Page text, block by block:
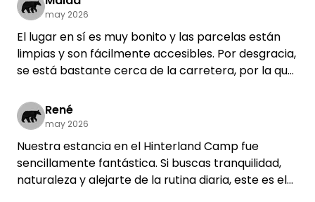
visitas constantes. En un momento dado, incluso
un dron sobrevoló directamente nuestra tienda y
se dirigió hacia nosotros... fue muy inquietante.
Los límites de la propiedad no están claros. Nos
habíamos instalado junto a la hoguera, solo para
trataba de su propiedad privada.
Por la noche, desde una cabaña cercana sonaba
música a todo volumen de las 2 a las 5 de la
madrugada, por lo que era imposible dormir.
Por último, el anfitrión ignoró por completo mi
may 2026
El lugar en sí es muy bonito y las parcelas están
limpias y son fácilmente accesibles. Por desgracia,
se está bastante cerca de la carretera, por la que
en la cabaña de al lado había mucho ajetreo y se
celebraba una fiesta, así que no se puede decir
que se esté tranquilo. Por eso, nos parece que el
precio es excesivo.
René
may 2026
Nuestra estancia en el Hinterland Camp fue
sencillamente fantástica. Si buscas tranquilidad,
naturaleza y alejarte de la rutina diaria, este es el